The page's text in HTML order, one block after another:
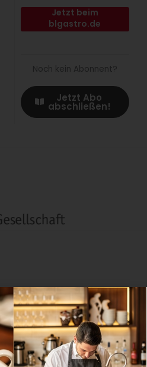
Jetzt beim
blgastro.de
Fachportal der B&L
Noch kein Abonnent?
Jetzt Abo
abschließen!